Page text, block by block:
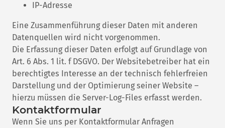
IP-Adresse
Eine Zusammenführung dieser Daten mit anderen
Datenquellen wird nicht vorgenommen.
Die Erfassung dieser Daten erfolgt auf Grundlage von
Art. 6 Abs. 1 lit. f DSGVO. Der Websitebetreiber hat ein
berechtigtes Interesse an der technisch fehlerfreien
Darstellung und der Optimierung seiner Website –
hierzu müssen die Server-Log-Files erfasst werden.
Kontaktformular
Wenn Sie uns per Kontaktformular Anfragen